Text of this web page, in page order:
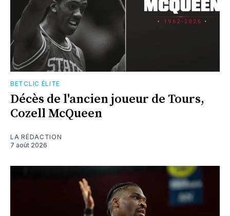
BETCLIC ÉLITE
Décès de l'ancien joueur de Tours,
Cozell McQueen
LA RÉDACTION
7 août 2026